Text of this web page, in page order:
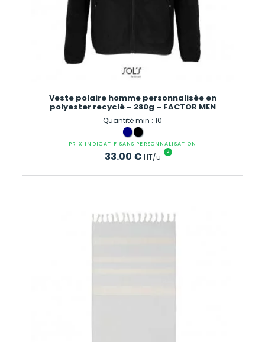
Veste polaire homme personnalisée en
polyester recyclé – 280g – FACTOR MEN
Quantité min : 10
PRIX INDICATIF SANS PERSONNALISATION
33.00 € HT/u ?